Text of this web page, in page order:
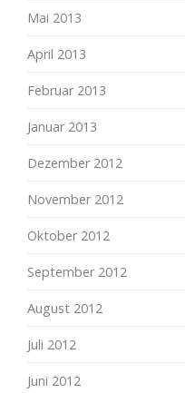
Mai 2013
April 2013
Februar 2013
Januar 2013
Dezember 2012
November 2012
Oktober 2012
September 2012
August 2012
Juli 2012
Juni 2012